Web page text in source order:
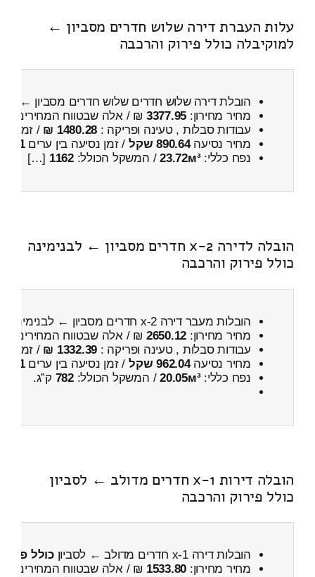
עלות העברת דירה שלוש חדרים מסביון ←
למוקיבלה כולל פירוק והרכבה
הובלת דירה שלוש חדרים שלוש חדרים מסביון ←
מחיר מחירון: 3377.95 ₪ / אלה שבטווח המחירים
עבודות סבלות , טעינה ופריקה : 1480.28 ₪ / זמן :
מחיר נסיעה890.64 שקל / זמן נסיעה בין ערים1 שעות , 23 דקות
נפח כללי:23.72м³/ המשקל הכולל:1162
[…]
הובלה לדירה 2-x חדרים מסביון ← לבנימינה
כולל פירוק והרכבה
הובלות מעבר דירה 2-x חדרים מסביון ← לבנימינה
מחיר מחירון: 2650.12 ₪ / אלה שבטווח המחירים
עבודות סבלות , טעינה ופריקה : 1332.39 ₪ / זמן :
מחיר נסיעה962.04 שקל / זמן נסיעה בין ערים1 שעות , 17 דקות
נפח כללי:20.05м³/ המשקל הכולל:782 ק”ג.
הובלה דירות 1-x חדרים מדולב ← לסביון
כולל פירוק והרכבה
הובלות דירה 1-x חדרים מדולב ← לסביון
כולל
מחיר מחירון: 1533.80 ₪ / אלה שבטווח המחירים